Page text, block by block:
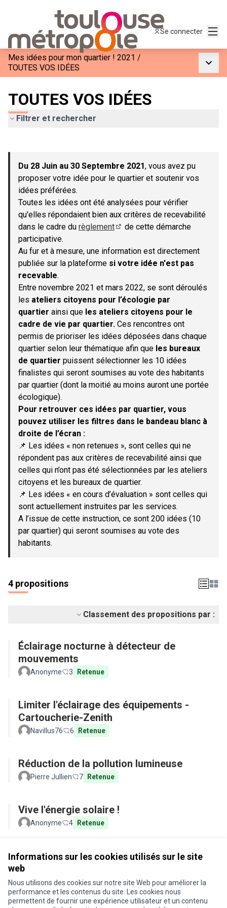
Informations sur les cookies utilisés sur le site
web
Nous utilisons des cookies sur notre site Web pour améliorer la
performance et les contenus du site. Les cookies nous
permettent de fournir une expérience utilisateur et un contenu
Se connecter
Mes idées pour mon quartier ! 2021 /
TOUTES VOS IDÉES
TOUTES VOS IDÉES
Filtrer et rechercher
−
Du 28 Juin au 30 Septembre 2021, vous avez pu
proposer votre idée pour le quartier et soutenir vos
idées préférées.
Toutes les idées ont été analysées pour vérifier
qu'elles répondaient bien aux critères de recevabilité
dans le cadre du règlement
de cette démarche
participative.
Au fur et à mesure, une information est directement
publiée sur la plateforme si votre idée n'est pas
recevable.
Entre novembre 2021 et mars 2022, se sont déroulés
les ateliers citoyens pour l’écologie par
quartier ainsi que les ateliers citoyens pour le
cadre de vie par quartier. Ces rencontres ont
permis de prioriser les idées déposées dans chaque
quartier selon leur thématique afin que les bureaux
de quartier puissent sélectionner les 10 idées
finalistes qui seront soumises au vote des habitants
par quartier (dont la moitié au moins auront une portée
écologique).
Pour retrouver ces idées par quartier, vous
pouvez utiliser les filtres dans le bandeau blanc à
droite de l’écran :
📌 Les idées « non retenues », sont celles qui ne
répondent pas aux critères de recevabilité ainsi que
celles qui n’ont pas été sélectionnées par les ateliers
citoyens et les bureaux de quartier.
📌 Les idées « en cours d’évaluation » sont celles qui
sont actuellement instruites par les services.
A l’issue de cette instruction, ce sont 200 idées (10
par quartier) qui seront soumises au vote des
habitants.
4 propositions
Classement des propositions par :
Éclairage nocturne à détecteur de
mouvements
Anonyme 3 Retenue
Limiter l'éclairage des équipements -
Cartoucherie-Zenith
Navillus76 6 Retenue
Réduction de la pollution lumineuse
Pierre Jullien 7 Retenue
Vive l'énergie solaire !
Anonyme 4 Retenue
Conditions d'utilisation
Paramètres des cookies
Je participe ! sur X
Je participe ! sur Facebook
Je participe ! sur Instagram